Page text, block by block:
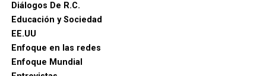
Diálogos De R.C.
Educación y Sociedad
EE.UU
Enfoque en las redes
Enfoque Mundial